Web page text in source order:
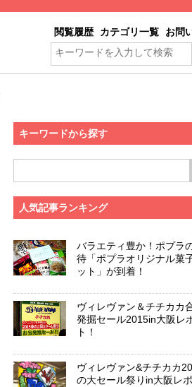
閲覧履歴 カテゴリ一覧 お問
キーワードから探す
人気記事ランキング
バラエティ豊か！ポプラ
待「ポプラオリジナル菓
ット」が到着！
ヴィレヴァン＆チチカカ
発掘セール2015in大阪レ
ト！
ヴィレヴァン&チチカカ
の大セール祭りin大阪レポ